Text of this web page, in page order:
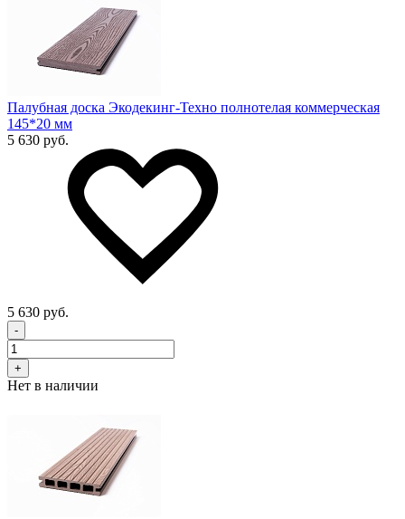
Палубная доска Экодекинг-Техно полнотелая коммерческая
145*20 мм
5 630 руб.
5 630 руб.
-
+
Нет в наличии